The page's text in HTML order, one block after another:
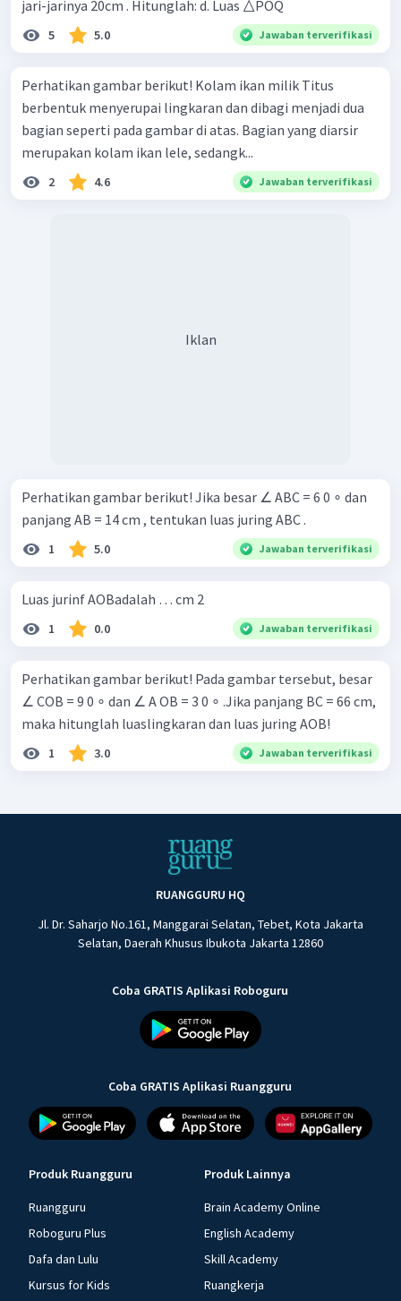
jari-jarinya 20cm . Hitunglah: d. Luas △POQ
5 5.0 Jawaban terverifikasi
Perhatikan gambar berikut! Kolam ikan milik Titus
berbentuk menyerupai lingkaran dan dibagi menjadi dua
bagian seperti pada gambar di atas. Bagian yang diarsir
merupakan kolam ikan lele, sedangk...
2 4.6 Jawaban terverifikasi
Iklan
Perhatikan gambar berikut! Jika besar ∠ ABC = 6 0 ∘ dan
panjang AB = 14 cm , tentukan luas juring ABC .
1 5.0 Jawaban terverifikasi
Luas jurinf AOBadalah … cm 2
1 0.0 Jawaban terverifikasi
Perhatikan gambar berikut! Pada gambar tersebut, besar
∠ COB = 9 0 ∘ dan ∠ A OB = 3 0 ∘ .Jika panjang BC = 66 cm,
maka hitunglah luaslingkaran dan luas juring AOB!
1 3.0 Jawaban terverifikasi
RUANGGURU HQ
Jl. Dr. Saharjo No.161, Manggarai Selatan, Tebet, Kota Jakarta
Selatan, Daerah Khusus Ibukota Jakarta 12860
Coba GRATIS Aplikasi Roboguru
Coba GRATIS Aplikasi Ruangguru
Produk Ruangguru
Ruangguru
Roboguru Plus
Dafa dan Lulu
Kursus for Kids
Produk Lainnya
Brain Academy Online
English Academy
Skill Academy
Ruangkerja